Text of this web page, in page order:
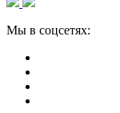
Мы в соцсетях: